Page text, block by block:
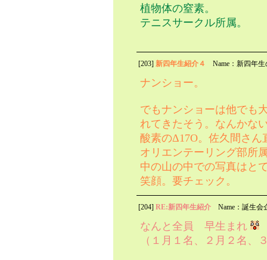
植物体の窒素。
テニスサークル所属。
[203] 新四年生紹介４ Name：新四年
ナンショー。
でもナンショーは他でも
れてきたそう。なんかな
酸素のΔ17O。佐久間さん
オリエンテーリング部所
中の山の中での写真はと
笑顔。要チェック。
[204] RE:新四年生紹介 Name：誕生会
なんと全員 早生まれ
（１月１名、２月２名、